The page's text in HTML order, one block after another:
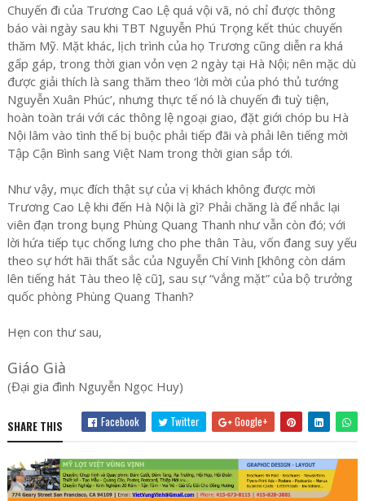
Chuyến đi của Trương Cao Lệ quá vội vã, nó chỉ được thông
báo vài ngày sau khi TBT Nguyễn Phú Trọng kết thúc chuyến
thăm Mỹ. Mặt khác, lịch trình của họ Trương cũng diễn ra khá
gấp gáp, trong thời gian vỏn vẹn 2 ngày tại Hà Nội; nên mặc dù
được giải thích là sang thăm theo ‘lời mời của phó thủ tướng
Nguyễn Xuân Phúc’, nhưng thực tế nó là chuyến đi tuỳ tiện,
hoàn toàn trái với các thông lệ ngoại giao, đặt giới chóp bu Hà
Nội lâm vào tình thế bị buộc phải tiếp đãi và phải lên tiếng mời
Tập Cận Bình sang Việt Nam trong thời gian sắp tới.
Như vậy, mục đích thật sự của vị khách không được mời
Trương Cao Lệ khi đến Hà Nội là gì? Phải chăng là để nhắc lại
viên đạn trong bụng Phùng Quang Thanh như vẫn còn đó; với
lời hứa tiếp tục chống lưng cho phe thân Tàu, vốn đang suy yếu
theo sự hớt hãi thất sắc của Nguyễn Chí Vinh [không còn dám
lên tiếng hát Tàu theo lệ cũ], sau sự “vắng mặt” của bộ trưởng
quốc phòng Phùng Quang Thanh?
Hẹn con thư sau,
Giáo Già
(Đại gia đình Nguyễn Ngọc Huy)
SHARE THIS Facebook Twitter Google+